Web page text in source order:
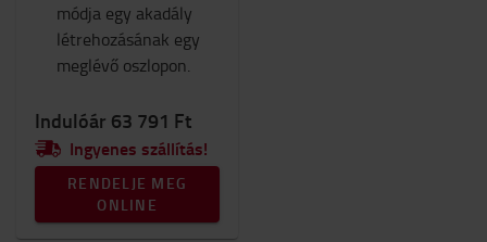
módja egy akadály
létrehozásának egy
meglévő oszlopon.
Indulóár 63 791 Ft
Ingyenes szállítás!
RENDELJE MEG
ONLINE